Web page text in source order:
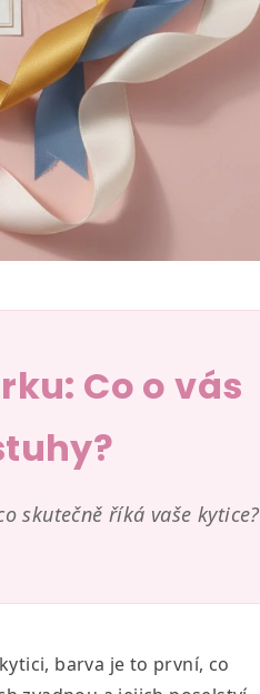
Co o vás
skutečně říká vaše kytice?
barva je to první, co